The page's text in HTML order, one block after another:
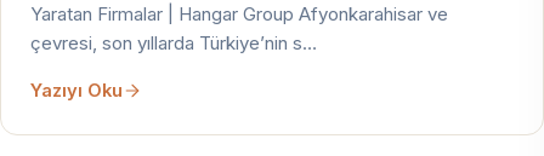
Yaratan Firmalar | Hangar Group Afyonkarahisar ve
çevresi, son yıllarda Türkiye’nin s…
Yazıyı Oku